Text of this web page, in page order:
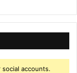
accounts.